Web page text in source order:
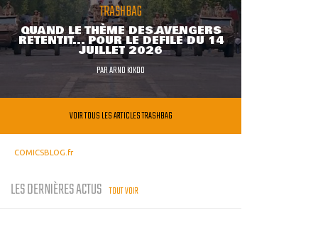
TRASHBAG
QUAND LE THÈME DES AVENGERS
RETENTIT... POUR LE DÉFILÉ DU 14
JUILLET 2026
PARARNO KIKOO
VOIR TOUS LES ARTICLES TRASHBAG
COMICSBLOG.fr
LES DERNIÈRES ACTUS TOUT VOIR